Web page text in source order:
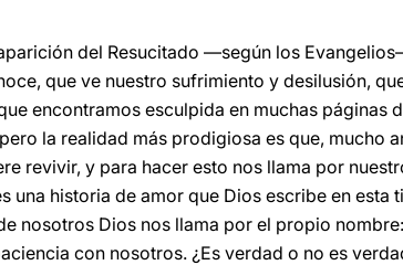
del Resucitado —según los
que ve nuestro sufrimiento y desilusión,
encontramos esculpida en muchas páginas
la realidad más prodigiosa es que, mucho
revivir, y para hacer esto nos llama por
una historia de amor que Dios escribe en esta
nosotros Dios nos llama por el propio
con nosotros. ¿Es verdad o no es